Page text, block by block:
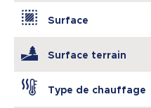
Surface
Surface terrain
Type de chauffage